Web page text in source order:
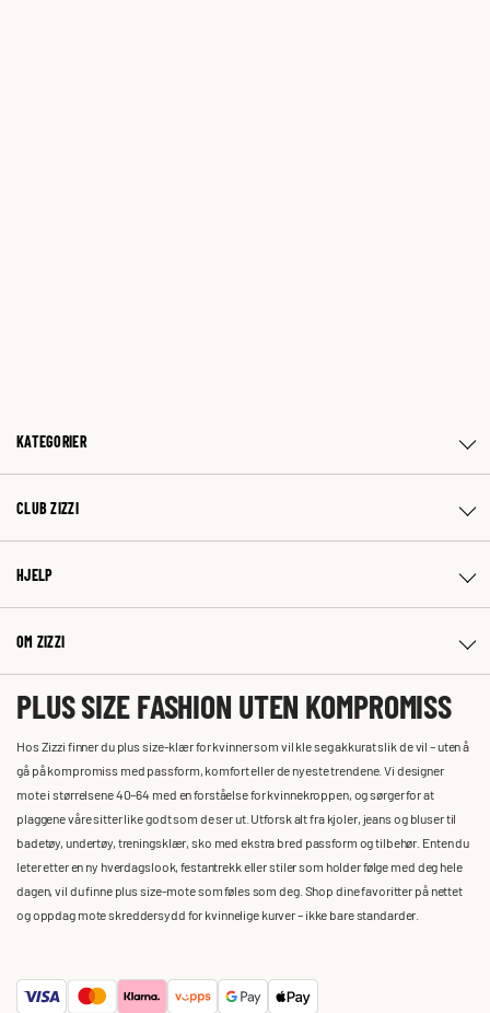
KATEGORIER
CLUB ZIZZI
HJELP
OM ZIZZI
PLUS SIZE FASHION UTEN KOMPROMISS
Hos Zizzi finner du plus size-klær for kvinner som vil kle seg akkurat slik de vil – uten å
gå på kompromiss med passform, komfort eller de nyeste trendene. Vi designer
mote i størrelsene 40–64 med en forståelse for kvinnekroppen, og sørger for at
plaggene våre sitter like godt som de ser ut. Utforsk alt fra kjoler, jeans og bluser til
badetøy, undertøy, treningsklær, sko med ekstra bred passform og tilbehør. Enten du
leter etter en ny hverdagslook, festantrekk eller stiler som holder følge med deg hele
dagen, vil du finne plus size-mote som føles som deg. Shop dine favoritter på nettet
og oppdag mote skreddersydd for kvinnelige kurver – ikke bare standarder.